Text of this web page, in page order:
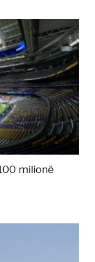
milionë